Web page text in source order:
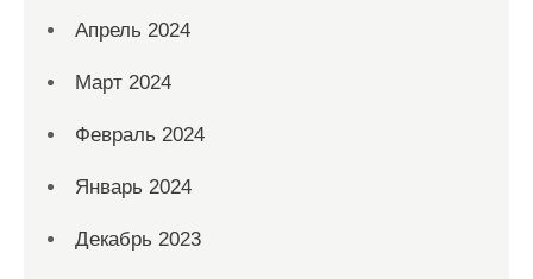
Апрель 2024
Март 2024
Февраль 2024
Январь 2024
Декабрь 2023